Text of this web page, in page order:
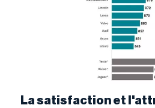
La satisfaction et